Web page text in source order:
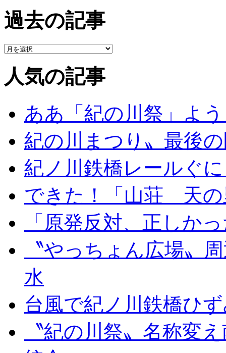
過去の記事
人気の記事
ああ「紀の川祭」よ
紀の川まつり〟最後
紀ノ川鉄橋レールぐ
できた！「山荘 天の
「原発反対、正しか
〝やっちょん広場〟
水
台風で紀ノ川鉄橋ひ
〝紀の川祭〟名称変